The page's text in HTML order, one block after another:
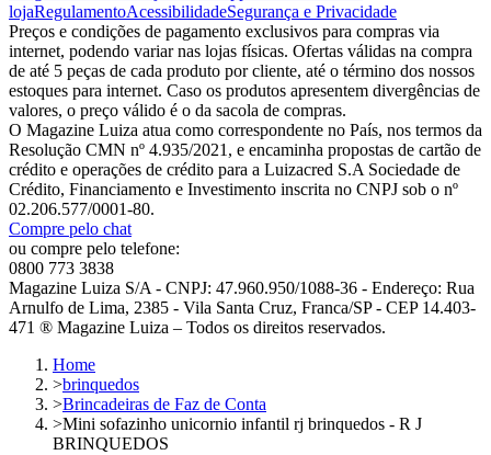
lojaRegulamentoAcessibilidadeSegurança e Privacidade
Preços e condições de pagamento exclusivos para compras via
internet, podendo variar nas lojas físicas. Ofertas válidas na compra
de até 5 peças de cada produto por cliente, até o término dos nossos
estoques para internet. Caso os produtos apresentem divergências de
valores, o preço válido é o da sacola de compras.
O Magazine Luiza atua como correspondente no País, nos termos da
Resolução CMN nº 4.935/2021, e encaminha propostas de cartão de
crédito e operações de crédito para a Luizacred S.A Sociedade de
Crédito, Financiamento e Investimento inscrita no CNPJ sob o nº
02.206.577/0001-80.
Compre pelo chat
ou compre pelo telefone:
0800 773 3838
Magazine Luiza S/A - CNPJ: 47.960.950/1088-36 - Endereço: Rua
Arnulfo de Lima, 2385 - Vila Santa Cruz, Franca/SP - CEP 14.403-
471 ® Magazine Luiza – Todos os direitos reservados.
Home
>brinquedos
>Brincadeiras de Faz de Conta
>Mini sofazinho unicornio infantil rj brinquedos - R J
BRINQUEDOS